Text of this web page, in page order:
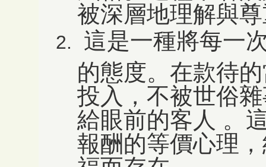
被深層地理解與
這是一種將每一
的態度。在款待
投入，不被世俗
給眼前的客人 。
報酬的等價心理